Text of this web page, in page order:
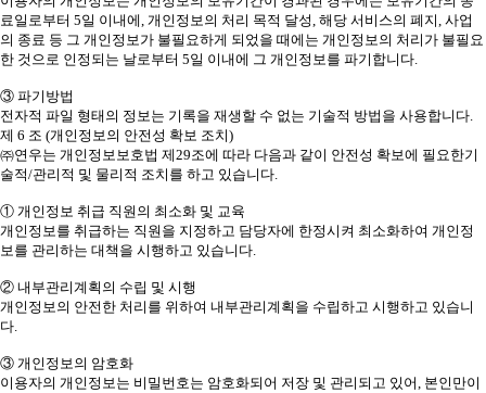
료일로부터 5일 이내에, 개인정보의 처리 목적 달성, 해당 서비스의 폐지, 사업
의 종료 등 그 개인정보가 불필요하게 되었을 때에는 개인정보의 처리가 불필요
한 것으로 인정되는 날로부터 5일 이내에 그 개인정보를 파기합니다.
③ 파기방법
전자적 파일 형태의 정보는 기록을 재생할 수 없는 기술적 방법을 사용합니다.
제 6 조 (개인정보의 안전성 확보 조치)
㈜연우는 개인정보보호법 제29조에 따라 다음과 같이 안전성 확보에 필요한기
술적/관리적 및 물리적 조치를 하고 있습니다.
① 개인정보 취급 직원의 최소화 및 교육
개인정보를 취급하는 직원을 지정하고 담당자에 한정시켜 최소화하여 개인정
보를 관리하는 대책을 시행하고 있습니다.
② 내부관리계획의 수립 및 시행
개인정보의 안전한 처리를 위하여 내부관리계획을 수립하고 시행하고 있습니
다.
③ 개인정보의 암호화
이용자의 개인정보는 비밀번호는 암호화되어 저장 및 관리되고 있어, 본인만이